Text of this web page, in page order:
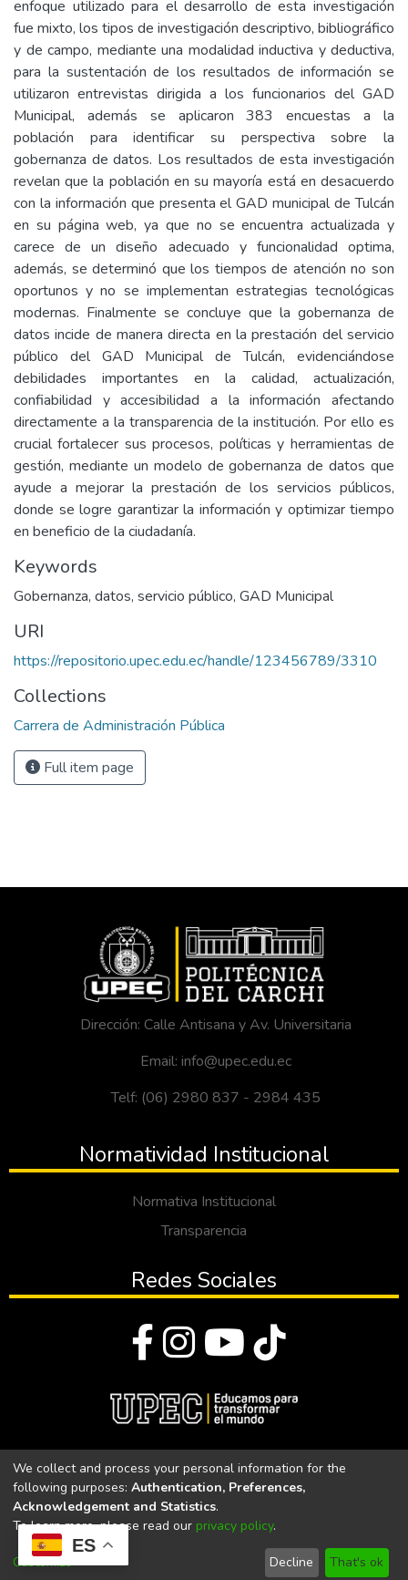
ES
enfoque utilizado para el desarrollo de esta investigación
fue mixto, los tipos de investigación descriptivo, bibliográfico
y de campo, mediante una modalidad inductiva y deductiva,
para la sustentación de los resultados de información se
utilizaron entrevistas dirigida a los funcionarios del GAD
Municipal, además se aplicaron 383 encuestas a la
población para identificar su perspectiva sobre la
gobernanza de datos. Los resultados de esta investigación
revelan que la población en su mayoría está en desacuerdo
con la información que presenta el GAD municipal de Tulcán
en su página web, ya que no se encuentra actualizada y
carece de un diseño adecuado y funcionalidad optima,
además, se determinó que los tiempos de atención no son
oportunos y no se implementan estrategias tecnológicas
modernas. Finalmente se concluye que la gobernanza de
datos incide de manera directa en la prestación del servicio
público del GAD Municipal de Tulcán, evidenciándose
debilidades importantes en la calidad, actualización,
confiabilidad y accesibilidad a la información afectando
directamente a la transparencia de la institución. Por ello es
crucial fortalecer sus procesos, políticas y herramientas de
gestión, mediante un modelo de gobernanza de datos que
ayude a mejorar la prestación de los servicios públicos,
donde se logre garantizar la información y optimizar tiempo
en beneficio de la ciudadanía.
Keywords
Gobernanza, datos, servicio público, GAD Municipal
URI
https://repositorio.upec.edu.ec/handle/123456789/3310
Collections
Carrera de Administración Pública
Full item page
Dirección: Calle Antisana y Av. Universitaria
Email: info@upec.edu.ec
Telf: (06) 2980 837 - 2984 435
Normatividad Institucional
Normativa Institucional
Transparencia
Redes Sociales
Universidad Politécnica Estatal del Carchi
Universidad Politécnica Estatal del Carchi | Acreditada por el
CACES Resolución N°. 160-SE-33-CACES-2020
We collect and process your personal information for the
following purposes: Authentication, Preferences,
Acknowledgement and Statistics.
To learn more, please read our privacy policy.
Customize Decline That's ok